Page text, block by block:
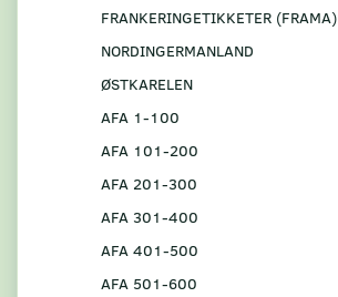
FRANKERINGETIKKETER (FRAMA)
NORDINGERMANLAND
ØSTKARELEN
AFA 1-100
AFA 101-200
AFA 201-300
AFA 301-400
AFA 401-500
AFA 501-600